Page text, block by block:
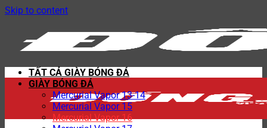
Skip to content
TẤT CẢ GIÀY BÓNG ĐÁ
GIÀY BÓNG ĐÁ
Mercurial Vapor 13-14
Mercurial Vapor 15
Mercurial Vapor 16